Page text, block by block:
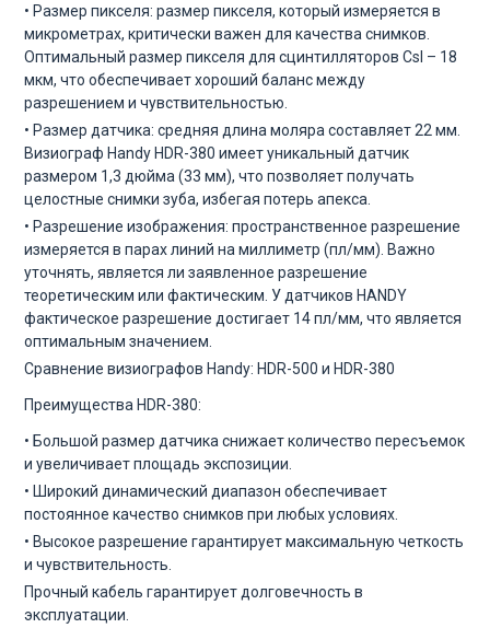
• Размер пикселя: размер пикселя, который измеряется в
микрометрах, критически важен для качества снимков.
Оптимальный размер пикселя для сцинтилляторов CsI – 18
мкм, что обеспечивает хороший баланс между
разрешением и чувствительностью.
• Размер датчика: средняя длина моляра составляет 22 мм.
Визиограф Handy HDR-380 имеет уникальный датчик
размером 1,3 дюйма (33 мм), что позволяет получать
целостные снимки зуба, избегая потерь апекса.
• Разрешение изображения: пространственное разрешение
измеряется в парах линий на миллиметр (пл/мм). Важно
уточнять, является ли заявленное разрешение
теоретическим или фактическим. У датчиков HANDY
фактическое разрешение достигает 14 пл/мм, что является
оптимальным значением.
Сравнение визиографов Handy: HDR-500 и HDR-380
Преимущества HDR-380:
• Большой размер датчика снижает количество пересъемок
и увеличивает площадь экспозиции.
• Широкий динамический диапазон обеспечивает
постоянное качество снимков при любых условиях.
• Высокое разрешение гарантирует максимальную четкость
и чувствительность.
Прочный кабель гарантирует долговечность в
эксплуатации.